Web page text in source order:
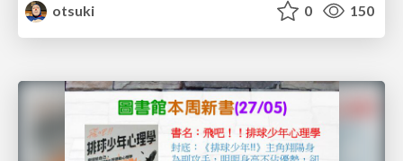
otsuki
0 150